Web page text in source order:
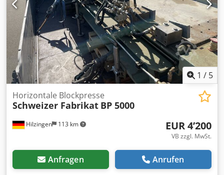
1 / 5
Hilzingen 113 km
Horizontale Blockpresse
Schweizer Fabrikat BP 5000
EUR 4’200
VB zzgl. MwSt.
Anfragen Anrufen